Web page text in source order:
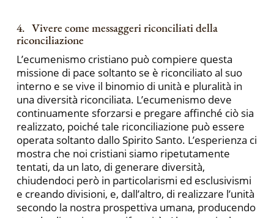
4. Vivere come messaggeri riconciliati della
riconciliazione
L’ecumenismo cristiano può compiere questa
missione di pace soltanto se è riconciliato al suo
interno e se vive il binomio di unità e pluralità in
una diversità riconciliata. L’ecumenismo deve
continuamente sforzarsi e pregare affinché ciò sia
realizzato, poiché tale riconciliazione può essere
operata soltanto dallo Spirito Santo. L’esperienza ci
mostra che noi cristiani siamo ripetutamente
tentati, da un lato, di generare diversità,
chiudendoci però in particolarismi ed esclusivismi
e creando divisioni, e, dall’altro, di realizzare l’unità
secondo la nostra prospettiva umana, producendo